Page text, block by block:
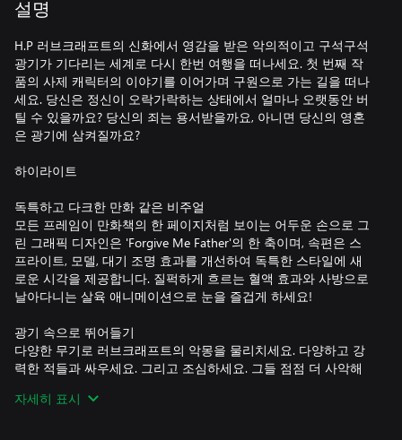
설명
H.P 러브크래프트의 신화에서 영감을 받은 악의적이고 구석구석
광기가 기다리는 세계로 다시 한번 여행을 떠나세요. 첫 번째 작
품의 사제 캐릭터의 이야기를 이어가며 구원으로 가는 길을 떠나
세요. 당신은 정신이 오락가락하는 상태에서 얼마나 오랫동안 버
틸 수 있을까요? 당신의 죄는 용서받을까요, 아니면 당신의 영혼
은 광기에 삼켜질까요?
하이라이트
독특하고 다크한 만화 같은 비주얼
모든 프레임이 만화책의 한 페이지처럼 보이는 어두운 손으로 그
린 그래픽 디자인은 'Forgive Me Father'의 한 축이며, 속편은 스
프라이트, 모델, 대기 조명 효과를 개선하여 독특한 스타일에 새
로운 시각을 제공합니다. 질퍽하게 흐르는 혈액 효과와 사방으로
날아다니는 살육 애니메이션으로 눈을 즐겁게 하세요!
광기 속으로 뛰어들기
다양한 무기로 러브크래프트의 악몽을 물리치세요. 다양하고 강
력한 적들과 싸우세요. 그리고 조심하세요. 그들 점점 더 사악해
록 더욱 어려워질 것입니다!
자세히 표시